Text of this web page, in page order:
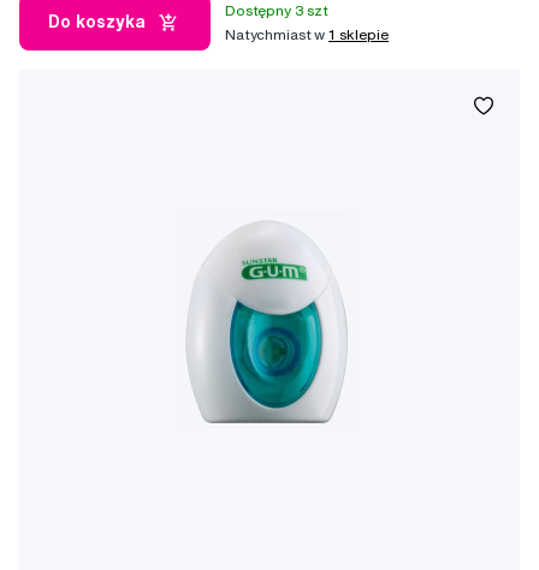
Do koszyka
Dostępny 3 szt
Natychmiast w1 sklepie